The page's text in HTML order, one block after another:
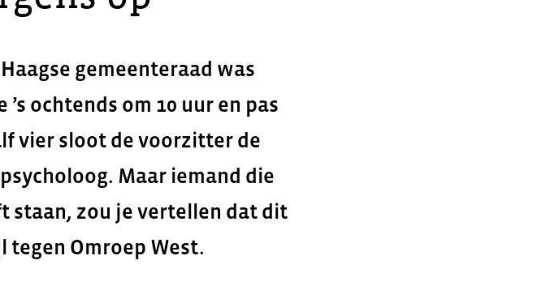
gemeenteraad was
ochtends om 10 uur en pas
vier sloot de voorzitter de
Maar iemand die
staan, zou je vertellen dat dit
tegen Omroep West.